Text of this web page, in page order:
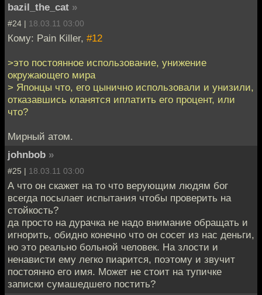
bazil_the_cat »
#24 | 18.03.11 03:00
Кому: Pain Killer, #12
>это постоянное использование, унижение
окружающего мира
> Японцы что, его цынично использовали и унизили,
отказавшись кланятся иплатить его процент, или
что?
Мирный атом.
johnbob »
#25 | 18.03.11 03:00
А что он скажет на то что верующим людям бог
всегда посылает испытания чтобы проверить на
стойкость?
да просто на дурачка не надо внимание обращать и
игнорить, обидно конечно что он сосет из нас деньги,
но это реально больной человек. На злости и
ненависти ему легко пиарится, поэтому и звучит
постоянно его имя. Может не стоит на тупичке
записки сумашедшего постить?